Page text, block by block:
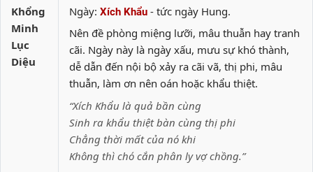
Khổng
Minh
Lục
Diệu
Ngày: Xích Khẩu - tức ngày Hung.
Nên đề phòng miệng lưỡi, mâu thuẫn hay tranh
cãi. Ngày này là ngày xấu, mưu sự khó thành,
dễ dẫn đến nội bộ xảy ra cãi vã, thị phi, mâu
thuẫn, làm ơn nên oán hoặc khẩu thiệt.
“Xích Khẩu là quả bần cùng
Sinh ra khẩu thiệt bàn cùng thị phi
Chẳng thời mất của nó khi
Không thì chó cắn phân ly vợ chồng.”